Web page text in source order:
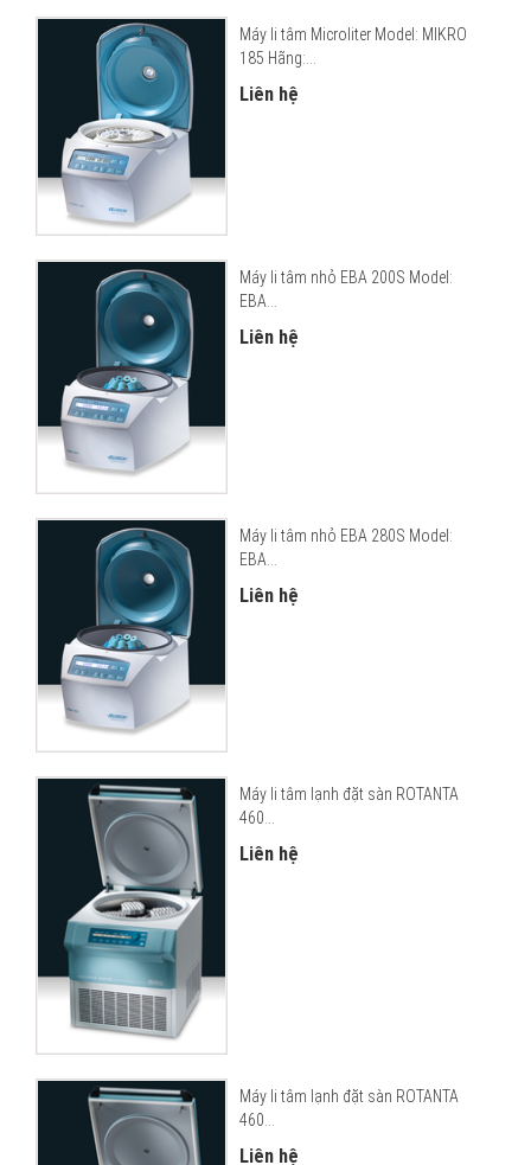
Máy li tâm Microliter Model: MIKRO
185 Hãng:...
Liên hệ
Máy li tâm nhỏ EBA 200S Model:
EBA...
Liên hệ
Máy li tâm nhỏ EBA 280S Model:
EBA...
Liên hệ
Máy li tâm lạnh đặt sàn ROTANTA
460...
Liên hệ
Máy li tâm lạnh đặt sàn ROTANTA
460...
Liên hệ